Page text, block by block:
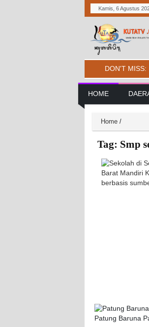
Kamis, 6 Agustus
DON'T MISS:
Main
HOME
Home /
Tag: Smp
Patung Baruna